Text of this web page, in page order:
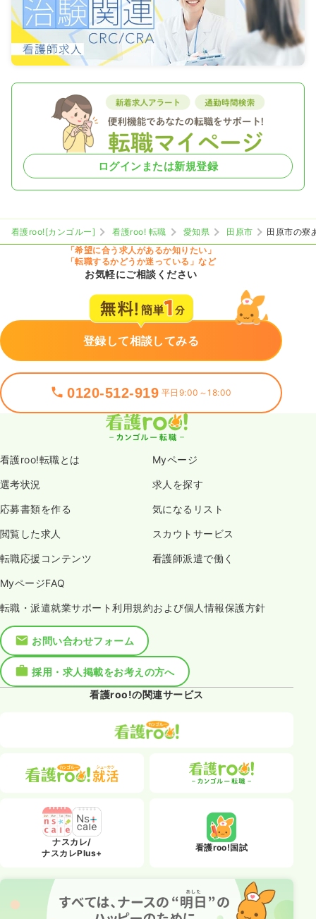
ログインまたは新規登録
看護roo![カンゴルー] 看護roo! 転職 愛知県 田原市
田原市の寮
「希望に合う求人があるか知りたい」
「転職するかどうか迷っている」など
お気軽にご相談ください
登録して相談してみる
0120-512-919 平日9:00～18:00
看護roo!転職とは Myページ
選考状況 求人を探す
応募書類を作る 気になるリスト
閲覧した求人 スカウトサービス
転職応援コンテンツ 看護師派遣で働く
MyページFAQ
転職・派遣就業サポート利用規約および個人情報保護方針
お問い合わせフォーム
採用・求人掲載をお考えの方へ
看護roo!の関連サービス
ナスカレ/
ナスカレPlus+
看護roo!国試